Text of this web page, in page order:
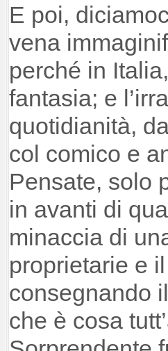
E poi,
vena
perché in
fantasia; e
quotidianità,
col comico e
Pensate, solo
in avanti di
minaccia di
proprietarie e
consegnando
che è cosa